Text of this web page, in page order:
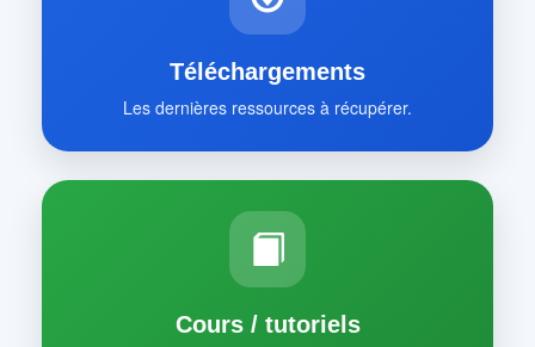
Téléchargements
Les dernières ressources à récupérer.
Cours / tutoriels